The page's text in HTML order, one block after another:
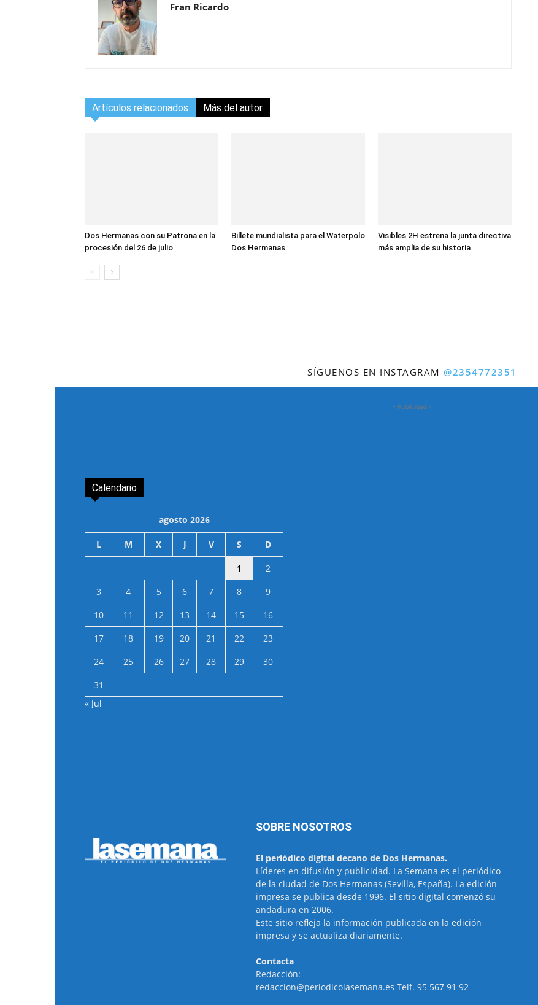
Fran Ricardo
Artículos relacionados Más del autor
Dos Hermanas con su Patrona en la
procesión del 26 de julio
Billete mundialista para el Waterpolo
Dos Hermanas
Visibles 2H estrena la junta directiva
más amplia de su historia
SÍGUENOS EN INSTAGRAM@2354772351
- Publicidad -
Calendario
agosto 2026
L M X J V S D
1
2
3
4 5 6 7 8
9
10
11 12 13 14 15
16
17
18 19 20 21 22
23
24
25 26 27 28 29
30
31
« Jul
SOBRE NOSOTROS
El periódico digital decano de Dos Hermanas.
Líderes en difusión y publicidad. La Semana es el periódico
de la ciudad de Dos Hermanas (Sevilla, España). La edición
impresa se publica desde 1996. El sitio digital comenzó su
andadura en 2006.
Este sitio refleja la información publicada en la edición
impresa y se actualiza diariamente.
Contacta
Redacción:
redaccion@periodicolasemana.es Telf. 95 567 91 92